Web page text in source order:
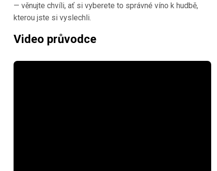
— věnujte chvíli, ať si vyberete to správné víno k hudbě,
kterou jste si vyslechli.
Video průvodce